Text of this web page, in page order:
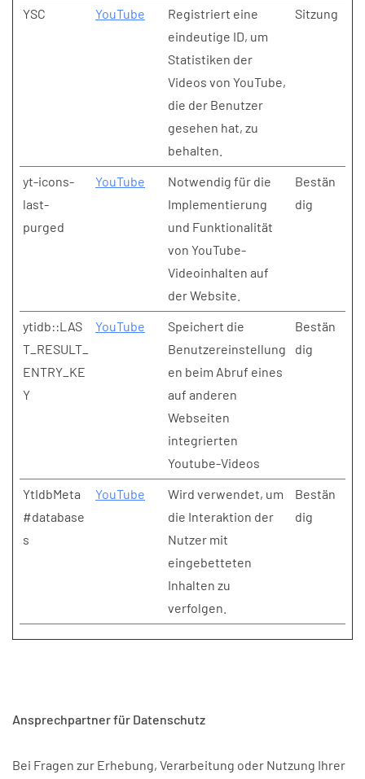
YSC YouTube
Registriert eine
eindeutige ID, um
Statistiken der
Videos von YouTube,
die der Benutzer
gesehen hat, zu
behalten.
Sitzung
yt-icons-
last-
purged
YouTube
Notwendig für die
Implementierung
und Funktionalität
von YouTube-
Videoinhalten auf
der Website.
Bestän
dig
ytidb::LAS
T_RESULT_
ENTRY_KE
Y
YouTube
Speichert die
Benutzereinstellung
en beim Abruf eines
auf anderen
Webseiten
integrierten
Youtube-Videos
Bestän
dig
YtIdbMeta
#database
s
YouTube
Wird verwendet, um
die Interaktion der
Nutzer mit
eingebetteten
Inhalten zu
verfolgen.
Bestän
dig
Ansprechpartner für Datenschutz
Bei Fragen zur Erhebung, Verarbeitung oder Nutzung Ihrer